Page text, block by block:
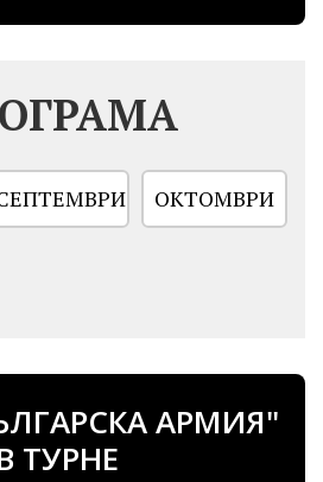
ОКТОМВРИ
АРМИЯ"
ТУРНЕ